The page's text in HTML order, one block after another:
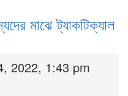
মাঝে ট্যাকটিক্যাল
2022, 1:43 pm